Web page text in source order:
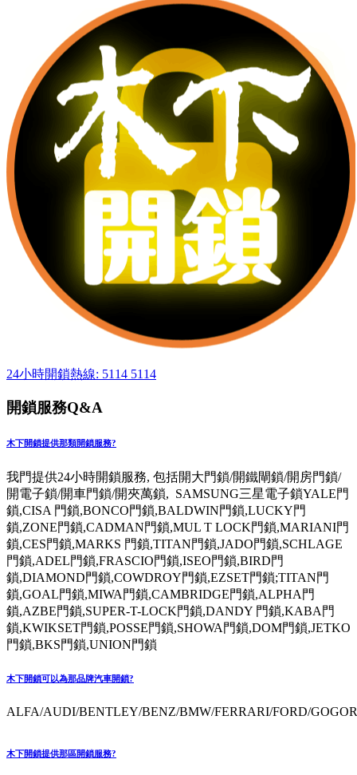
24小時開鎖熱線: 5114 5114
開鎖服務Q&A
木下開鎖提供那類開鎖服務?
我門提供24小時開鎖服務, 包括開大門鎖/開鐵閘鎖/開房門鎖/
開電子鎖/開車門鎖/開夾萬鎖, SAMSUNG三星電子鎖YALE門
鎖,CISA 門鎖,BONCO門鎖,BALDWIN門鎖,LUCKY門
鎖,ZONE門鎖,CADMAN門鎖,MUL T LOCK門鎖,MARIANI門
鎖,CES門鎖,MARKS 門鎖,TITAN門鎖,JADO門鎖,SCHLAGE
門鎖,ADEL門鎖,FRASCIO門鎖,ISEO門鎖,BIRD門
鎖,DIAMOND門鎖,COWDROY門鎖,EZSET門鎖;TITAN門
鎖,GOAL門鎖,MIWA門鎖,CAMBRIDGE門鎖,ALPHA門
鎖,AZBE門鎖,SUPER-T-LOCK門鎖,DANDY 門鎖,KABA門
鎖,KWIKSET門鎖,POSSE門鎖,SHOWA門鎖,DOM門鎖,JETKO
門鎖,BKS門鎖,UNION門鎖
木下開鎖可以為那品牌汽車開鎖?
ALFA/AUDI/BENTLEY/BENZ/BMW/FERRARI/FORD/
木下開鎖提供那區開鎖服務?